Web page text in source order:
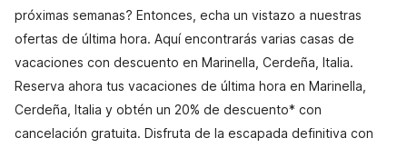
próximas semanas? Entonces, echa un vistazo a nuestras
ofertas de última hora. Aquí encontrarás varias casas de
vacaciones con descuento en Marinella, Cerdeña, Italia.
Reserva ahora tus vacaciones de última hora en Marinella,
Cerdeña, Italia y obtén un 20% de descuento* con
cancelación gratuita. Disfruta de la escapada definitiva con